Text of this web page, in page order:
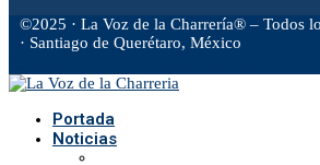
©2025 · La Voz de la Charrería® – Todos
· Santiago de Querétaro, México
Portada
Noticias